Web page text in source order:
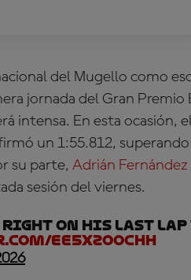
del Mugello como
jornada del Gran Premio
intensa. En esta ocasión,
un 1:55.812,
su parte, Adrián Fernández
sesión del viernes.
on his last lap
eE5XZoOCHH